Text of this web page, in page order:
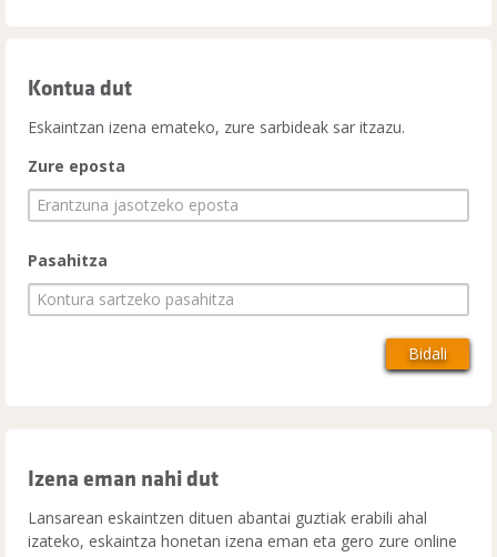
Kontua dut
Eskaintzan izena emateko, zure sarbideak sar itzazu.
Zure eposta
Pasahitza
Izena eman nahi dut
Lansarean eskaintzen dituen abantai guztiak erabili ahal
izateko, eskaintza honetan izena eman eta gero zure online